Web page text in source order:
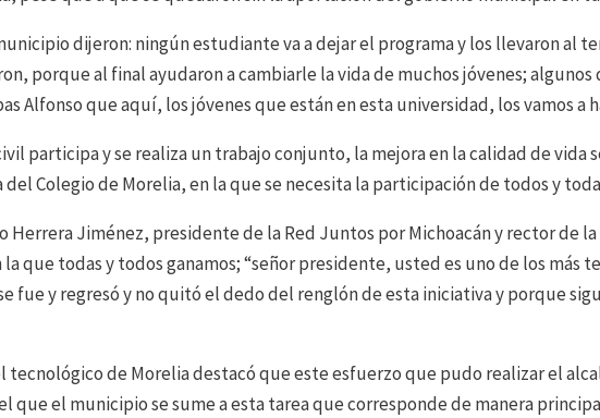
dijeron: ningún estudiante va a dejar el programa y los llevaron al
porque al final ayudaron a cambiarle la vida de muchos jóvenes;
Alfonso que aquí, los jóvenes que están en esta universidad, los vamos a
participa y se realiza un trabajo conjunto, la mejora en la calidad de
Colegio de Morelia, en la que se necesita la participación de todos y
Herrera Jiménez, presidente de la Red Juntos por Michoacán y rector de
que todas y todos ganamos; “señor presidente, usted es uno de los más
fue y regresó y no quitó el dedo del renglón de esta iniciativa y porque
tecnológico de Morelia destacó que este esfuerzo que pudo realizar el
que el municipio se sume a esta tarea que corresponde de manera